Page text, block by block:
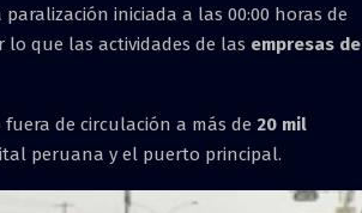
paralización iniciada a las 00:00 horas de
que las actividades de las empresas de
fuera de circulación a más de 20 mil
peruana y el puerto principal.